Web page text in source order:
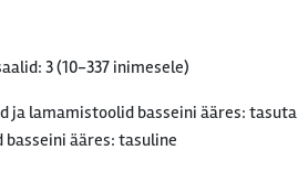
3 (10-337 inimesele)
ja lamamistoolid basseini ääres: tasuta
ääres: tasuline